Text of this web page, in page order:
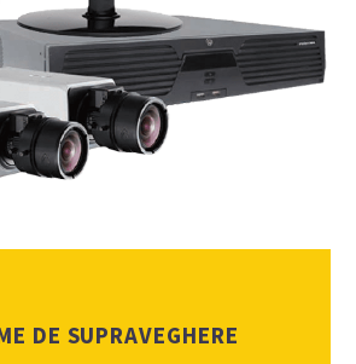
DE SUPRAVEGHERE